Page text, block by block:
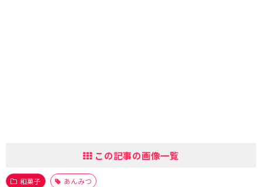
この記事の画像一覧
和菓子 あんみつ